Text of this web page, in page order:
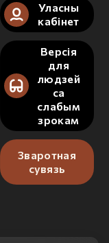
Уласны
кабінет
Версія
для
людзей
са
слабым
зрокам
Зваротная
сувязь